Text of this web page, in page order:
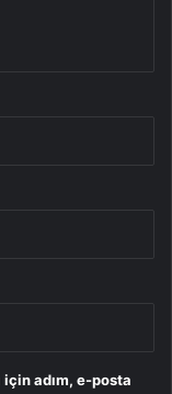
için adım, e-posta